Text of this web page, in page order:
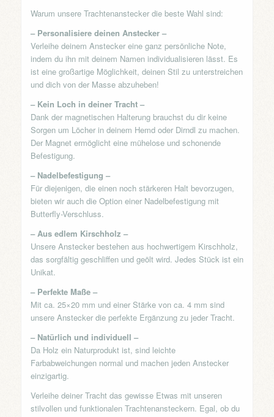
Warum unsere Trachtenanstecker die beste Wahl sind:
– Personalisiere deinen Anstecker –
Verleihe deinem Anstecker eine ganz persönliche Note,
indem du ihn mit deinem Namen individualisieren lässt. Es
ist eine großartige Möglichkeit, deinen Stil zu unterstreichen
und dich von der Masse abzuheben!
– Kein Loch in deiner Tracht –
Dank der magnetischen Halterung brauchst du dir keine
Sorgen um Löcher in deinem Hemd oder Dirndl zu machen.
Der Magnet ermöglicht eine mühelose und schonende
Befestigung.
– Nadelbefestigung –
Für diejenigen, die einen noch stärkeren Halt bevorzugen,
bieten wir auch die Option einer Nadelbefestigung mit
Butterfly-Verschluss.
– Aus edlem Kirschholz –
Unsere Anstecker bestehen aus hochwertigem Kirschholz,
das sorgfältig geschliffen und geölt wird. Jedes Stück ist ein
Unikat.
– Perfekte Maße –
Mit ca. 25×20 mm und einer Stärke von ca. 4 mm sind
unsere Anstecker die perfekte Ergänzung zu jeder Tracht.
– Natürlich und individuell –
Da Holz ein Naturprodukt ist, sind leichte
Farbabweichungen normal und machen jeden Anstecker
einzigartig.
Verleihe deiner Tracht das gewisse Etwas mit unseren
stilvollen und funktionalen Trachtenansteckern. Egal, ob du